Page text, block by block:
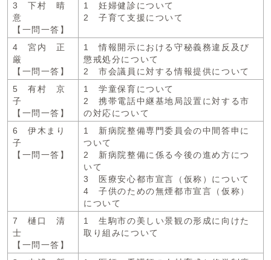
3 下村 晴
意
【一問一答】
1 妊婦健診について
2 子育て支援について
4 宮内 正
厳
【一問一答】
1 情報開示における守秘義務違反及び
懲戒処分について
2 市会議員に対する情報提供について
5 有村 京
子
【一問一答】
1 学童保育について
2 携帯電話中継基地局設置に対する市
の対応について
6 伊木まり
子
【一問一答】
1 新病院整備専門委員会の中間答申に
ついて
2 新病院整備に係る今後の進め方につ
いて
3 医療安心都市宣言（仮称）について
4 子供のための無煙都市宣言（仮称）
について
7 樋口 清
士
【一問一答】
1 生駒市の美しい景観の形成に向けた
取り組みについて